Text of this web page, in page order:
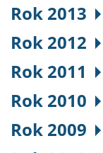
Rok 2013
Rok 2012
Rok 2011
Rok 2010
Rok 2009